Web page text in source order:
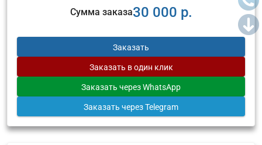
Сумма заказа30 000 р.
Заказать
Заказать в один клик
Заказать через WhatsApp
Заказать через Telegram